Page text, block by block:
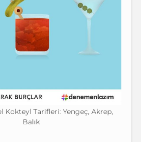
Kokteyl Tarifleri: Yengeç, Akrep,
Balık